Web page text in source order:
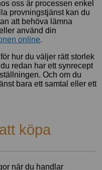
oss är processen enkel
provningstjänst kan du
att behöva lämna
använd din
online.
hur du väljer rätt storlek
redan har ett synrecept
Och om du
bara ett samtal eller ett
köpa
när du handlar